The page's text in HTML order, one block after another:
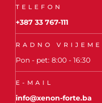
TELEFON
+387 33 767-111
RADNO VRIJEME
Pon - pet: 8:00 - 16:30
E-MAIL
info@xenon-forte.ba